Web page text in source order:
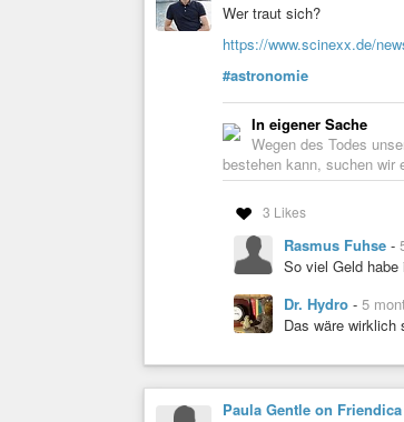
Wer traut sich?
https://www.scinexx.de/
#astronomie
In eigener Sache
Wegen des Todes
bestehen kann, suchen wir
3 Likes
Rasmus Fuhse -
So viel Geld
Dr. Hydro - 5
Das wäre wirklich
Paula Gentle on